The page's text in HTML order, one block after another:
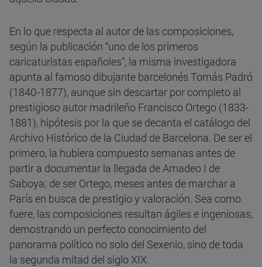
En lo que respecta al autor de las composiciones,
según la publicación “uno de los primeros
caricaturistas españoles”, la misma investigadora
apunta al famoso dibujante barcelonés Tomás Padró
(1840-1877), aunque sin descartar por completo al
prestigioso autor madrileño Francisco Ortego (1833-
1881), hipótesis por la que se decanta el catálogo del
Archivo Histórico de la Ciudad de Barcelona. De ser el
primero, la hubiera compuesto semanas antes de
partir a documentar la llegada de Amadeo I de
Saboya; de ser Ortego, meses antes de marchar a
París en busca de prestigio y valoración. Sea como
fuere, las composiciones resultan ágiles e ingeniosas,
demostrando un perfecto conocimiento del
panorama político no solo del Sexenio, sino de toda
la segunda mitad del siglo XIX.